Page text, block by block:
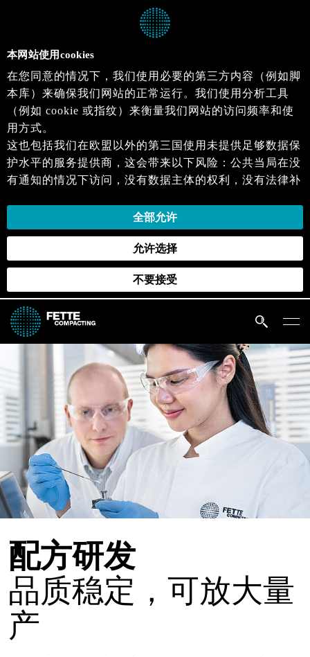
配方研发
品质稳定，可放大量
产
本网站使用cookies
在您同意的情况下，我们使用必要的第三方内容（例如脚
本库）来确保我们网站的正常运行。我们使用分析工具
（例如 cookie 或指纹）来衡量我们网站的访问频率和使
用方式。
这也包括我们在欧盟以外的第三国使用未提供足够数据保
护水平的服务提供商，这会带来以下风险：公共当局在没
有通知的情况下访问，没有数据主体的权利，没有法律补
当您同意时，即表示您同意上述活动。您可以撤回您的同
意，并在未来生效。详细信息可以在我们的隐私政策.中
全部允许
允许选择
不要接受